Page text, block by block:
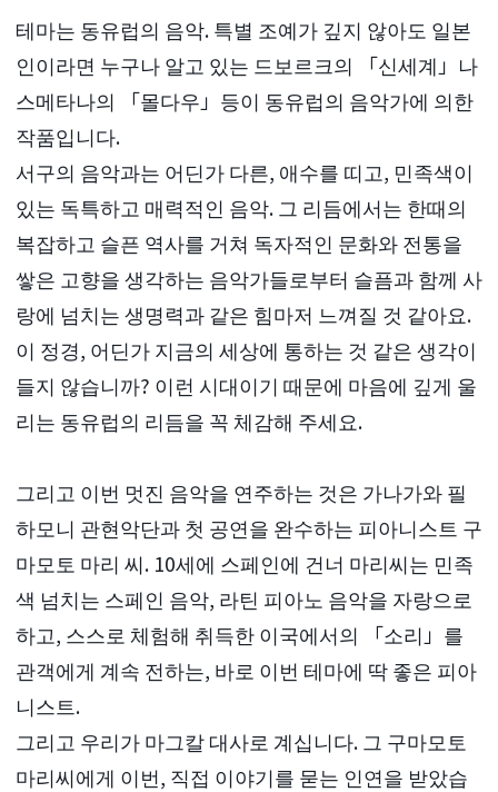
테마는 동유럽의 음악. 특별 조예가 깊지 않아도 일본
인이라면 누구나 알고 있는 드보르크의 「신세계」나
스메타나의 「몰다우」등이 동유럽의 음악가에 의한
작품입니다.
서구의 음악과는 어딘가 다른, 애수를 띠고, 민족색이
있는 독특하고 매력적인 음악. 그 리듬에서는 한때의
복잡하고 슬픈 역사를 거쳐 독자적인 문화와 전통을
쌓은 고향을 생각하는 음악가들로부터 슬픔과 함께 사
랑에 넘치는 생명력과 같은 힘마저 느껴질 것 같아요.
이 정경, 어딘가 지금의 세상에 통하는 것 같은 생각이
들지 않습니까? 이런 시대이기 때문에 마음에 깊게 울
리는 동유럽의 리듬을 꼭 체감해 주세요.
그리고 이번 멋진 음악을 연주하는 것은 가나가와 필
하모니 관현악단과 첫 공연을 완수하는 피아니스트 구
마모토 마리 씨. 10세에 스페인에 건너 마리씨는 민족
색 넘치는 스페인 음악, 라틴 피아노 음악을 자랑으로
하고, 스스로 체험해 취득한 이국에서의 「소리」를
관객에게 계속 전하는, 바로 이번 테마에 딱 좋은 피아
니스트.
그리고 우리가 마그칼 대사로 계십니다. 그 구마모토
마리씨에게 이번, 직접 이야기를 묻는 인연을 받았습